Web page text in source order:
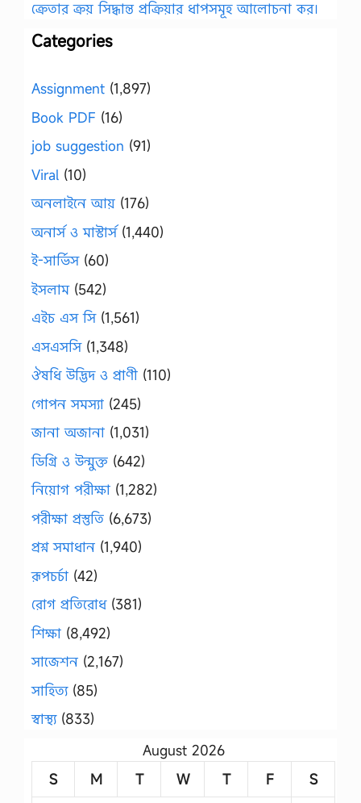
ক্রেতার ক্রয় সিদ্ধান্ত প্রক্রিয়ার ধাপসমূহ আলোচনা কর।
Categories
Assignment (1,897)
Book PDF (16)
job suggestion (91)
Viral (10)
অনলাইনে আয় (176)
অনার্স ও মাস্টার্স(1,440)
ই-সার্ভিস(60)
ইসলাম(542)
এইচ এস সি(1,561)
এসএসসি(1,348)
ঔষধি উদ্ভিদ ও প্রাণী (110)
গোপন সমস্যা (245)
জানা অজানা (1,031)
ডিগ্রি ও উন্মুক্ত (642)
নিয়োগ পরীক্ষা (1,282)
পরীক্ষা প্রস্তুতি (6,673)
প্রশ্ন সমাধান (1,940)
রূপচর্চা (42)
রোগ প্রতিরোধ(381)
শিক্ষা (8,492)
সাজেশন (2,167)
সাহিত্য(85)
স্বাস্থ্য(833)
August 2026
S
M T W T F S